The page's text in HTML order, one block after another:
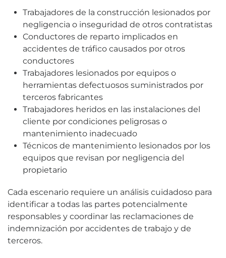
Trabajadores de la construcción lesionados por
negligencia o inseguridad de otros contratistas
Conductores de reparto implicados en
accidentes de tráfico causados por otros
conductores
Trabajadores lesionados por equipos o
herramientas defectuosos suministrados por
terceros fabricantes
Trabajadores heridos en las instalaciones del
cliente por condiciones peligrosas o
mantenimiento inadecuado
Técnicos de mantenimiento lesionados por los
equipos que revisan por negligencia del
propietario
Cada escenario requiere un análisis cuidadoso para
identificar a todas las partes potencialmente
responsables y coordinar las reclamaciones de
indemnización por accidentes de trabajo y de
terceros.